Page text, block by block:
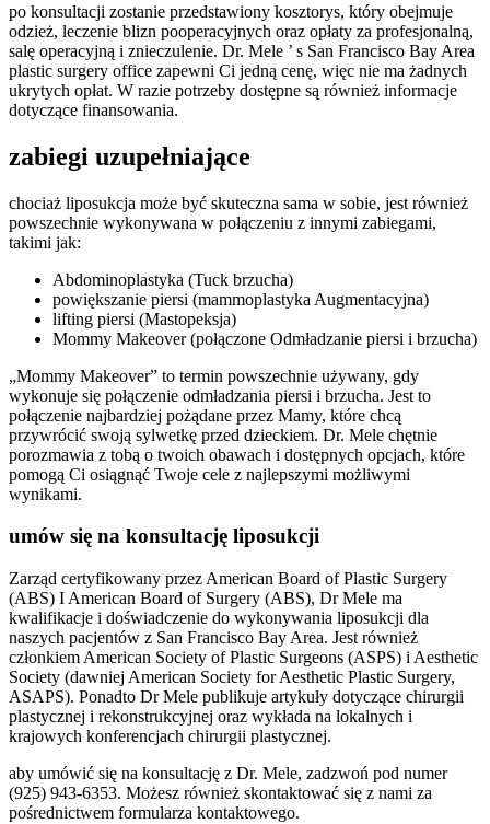
po konsultacji zostanie przedstawiony kosztorys, który obejmuje
odzież, leczenie blizn pooperacyjnych oraz opłaty za profesjonalną,
salę operacyjną i znieczulenie. Dr. Mele ’ s San Francisco Bay Area
plastic surgery office zapewni Ci jedną cenę, więc nie ma żadnych
ukrytych opłat. W razie potrzeby dostępne są również informacje
dotyczące finansowania.
zabiegi uzupełniające
chociaż liposukcja może być skuteczna sama w sobie, jest również
powszechnie wykonywana w połączeniu z innymi zabiegami,
takimi jak:
Abdominoplastyka (Tuck brzucha)
powiększanie piersi (mammoplastyka Augmentacyjna)
lifting piersi (Mastopeksja)
Mommy Makeover (połączone Odmładzanie piersi i brzucha)
„Mommy Makeover” to termin powszechnie używany, gdy
wykonuje się połączenie odmładzania piersi i brzucha. Jest to
połączenie najbardziej pożądane przez Mamy, które chcą
przywrócić swoją sylwetkę przed dzieckiem. Dr. Mele chętnie
porozmawia z tobą o twoich obawach i dostępnych opcjach, które
pomogą Ci osiągnąć Twoje cele z najlepszymi możliwymi
wynikami.
umów się na konsultację liposukcji
Zarząd certyfikowany przez American Board of Plastic Surgery
(ABS) I American Board of Surgery (ABS), Dr Mele ma
kwalifikacje i doświadczenie do wykonywania liposukcji dla
naszych pacjentów z San Francisco Bay Area. Jest również
członkiem American Society of Plastic Surgeons (ASPS) i Aesthetic
Society (dawniej American Society for Aesthetic Plastic Surgery,
ASAPS). Ponadto Dr Mele publikuje artykuły dotyczące chirurgii
plastycznej i rekonstrukcyjnej oraz wykłada na lokalnych i
krajowych konferencjach chirurgii plastycznej.
aby umówić się na konsultację z Dr. Mele, zadzwoń pod numer
(925) 943-6353. Możesz również skontaktować się z nami za
pośrednictwem formularza kontaktowego.